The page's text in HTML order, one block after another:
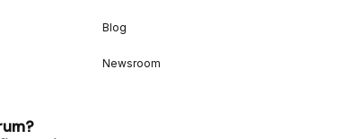
Blog
Newsroom